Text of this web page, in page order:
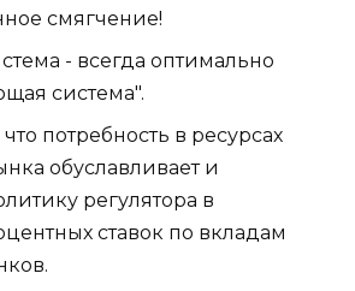
смягчение!
- всегда оптимально
система".
потребность в ресурсах
обуславливает и
регулятора в
ставок по вкладам